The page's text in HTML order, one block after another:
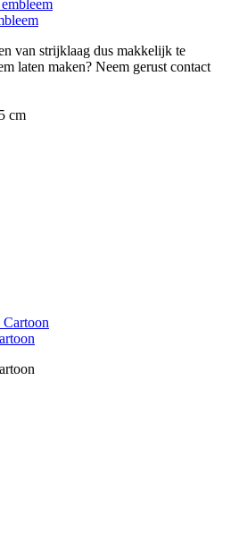
van strijklaag dus makkelijk te
laten maken? Neem gerust contact
cm